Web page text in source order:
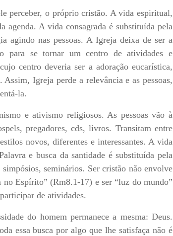
perceber, o próprio cristão. A vida espiritual,
agenda. A vida consagrada é substituída pela
agindo nas pessoas. A Igreja deixa de ser a
para se tornar um centro de atividades e
centro deveria ser a adoração eucarística,
Igreja perde a relevância e as pessoas,
la.
e ativismo religiosos. As pessoas vão à
pregadores, cds, livros. Transitam entre
novos, diferentes e interessantes. A vida
e busca da santidade é substituída pela
seminários. Ser cristão não envolve
Espírito” (Rm8.1-17) e ser “luz do mundo”
de atividades.
do homem permanece a mesma: Deus.
essa busca por algo que lhe satisfaça não é